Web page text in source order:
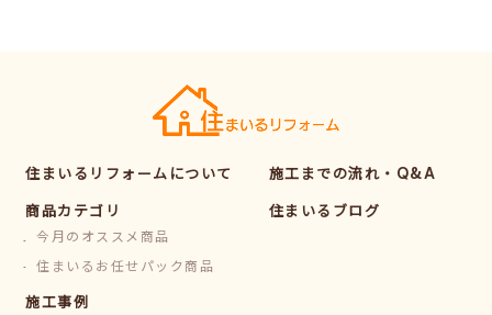
住まいるリフォームについて
商品カテゴリ
今月のオススメ商品
住まいるお任せパック商品
施工事例
施工までの流れ・Q&A
住まいるブログ